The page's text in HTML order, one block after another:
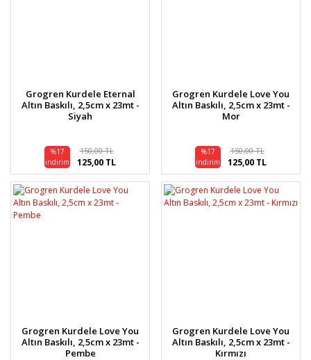
Grogren Kurdele Eternal
Altın Baskılı, 2,5cm x 23mt -
Siyah
%17
indirim
150,00 TL
125,00 TL
Grogren Kurdele Love You
Altın Baskılı, 2,5cm x 23mt -
Mor
%17
indirim
150,00 TL
125,00 TL
Grogren Kurdele Love You
Altın Baskılı, 2,5cm x 23mt -
Pembe
Grogren Kurdele Love You
Altın Baskılı, 2,5cm x 23mt -
Kırmızı